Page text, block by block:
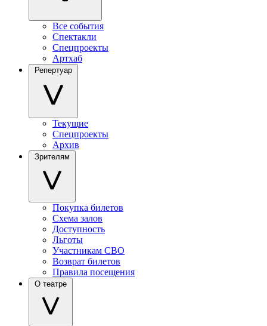
Все события
Спектакли
Спецпроекты
Артхаб
Репертуар
Текущие
Спецпроекты
Архив
Зрителям
Покупка билетов
Схема залов
Доступность
Льготы
Участникам СВО
Возврат билетов
Правила посещения
О театре